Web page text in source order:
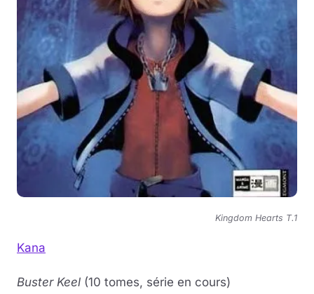
Kingdom Hearts T.1
Kana
Buster Keel (10 tomes, série en cours)